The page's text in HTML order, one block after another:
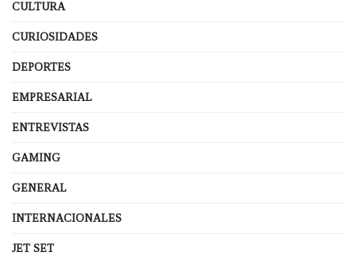
CULTURA
CURIOSIDADES
DEPORTES
EMPRESARIAL
ENTREVISTAS
GAMING
GENERAL
INTERNACIONALES
JET SET